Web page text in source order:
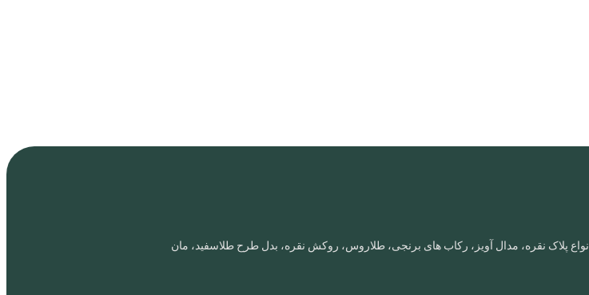
پلاک نقره، مدال آویز، رکاب های برنجی، طلاروس، روکش نقره، بدل طرح طلاسفید، مان